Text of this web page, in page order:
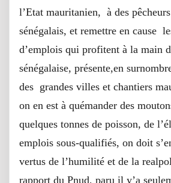
l’Etat mauritanien, à des
sénégalais, et remettre en cause
d’emplois qui profitent à la main
sénégalaise, présente,en
des grandes villes et chantiers
on en est à quémander des
quelques tonnes de poisson, de
emplois sous-qualifiés, on doit
vertus de l’humilité et de la
rapport du Pnud, paru il y’a